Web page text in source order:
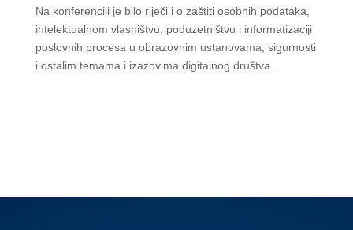
Na konferenciji je bilo riječi i o zaštiti osobnih podataka,
intelektualnom vlasništvu, poduzetništvu i informatizaciji
poslovnih procesa u obrazovnim ustanovama, sigurnosti
i ostalim temama i izazovima digitalnog društva.